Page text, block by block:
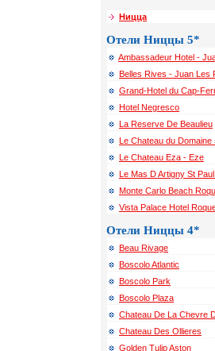
Ницца
Отели Ниццы 5*
Ambassadeur Hotel -
Belles Rives - Juan Les
Grand-Hotel du Cap-
Hotel Negresco
La Reserve De Beaulieu
Le Chateau du Domaine
Le Chateau Eza - Eze
Le Mas D Artigny St
Monte Carlo Beach
Vista Palace Hotel
Отели Ниццы 4*
Beau Rivage
Boscolo Atlantic
Boscolo Park
Boscolo Plaza
Chateau De La Chevre
Chateau Des Ollieres
Golden Tulip Aston